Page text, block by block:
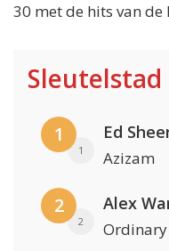
30 met de hits van de
Sleutelstad
1
1
Ed
Azizam
2
2
Alex
Ordinary